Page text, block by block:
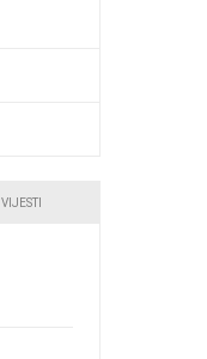
VIJESTI